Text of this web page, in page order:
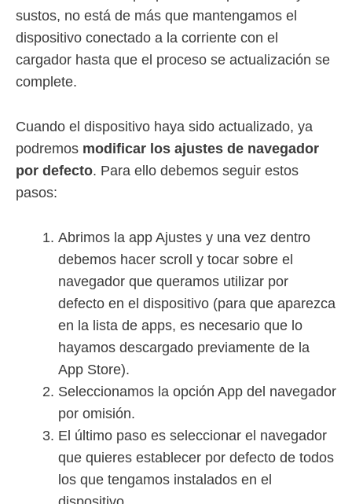
sustos, no está de más que mantengamos el
dispositivo conectado a la corriente con el
cargador hasta que el proceso se actualización se
complete.
Cuando el dispositivo haya sido actualizado, ya
podremos modificar los ajustes de navegador
por defecto. Para ello debemos seguir estos
pasos:
Abrimos la app Ajustes y una vez dentro
debemos hacer scroll y tocar sobre el
navegador que queramos utilizar por
defecto en el dispositivo (para que aparezca
en la lista de apps, es necesario que lo
hayamos descargado previamente de la
App Store).
Seleccionamos la opción App del navegador
por omisión.
El último paso es seleccionar el navegador
que quieres establecer por defecto de todos
los que tengamos instalados en el